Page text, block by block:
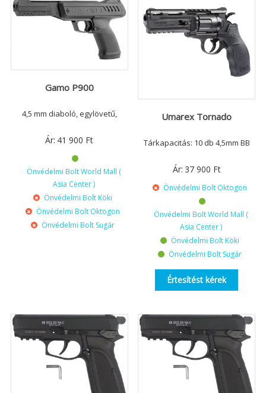
Gamo P900
4,5 mm diaboló, egylövetű,
Ár: 41 900 Ft
Önvédelmi Bolt World Mall (
Asia Center )
Önvédelmi Bolt Köki
Önvédelmi Bolt Oktogon
Önvédelmi Bolt Sugár
Umarex Tornado
Tárkapacitás: 10 db 4,5mm BB
Ár: 37 900 Ft
Önvédelmi Bolt Oktogon
Önvédelmi Bolt World Mall (
Asia Center )
Önvédelmi Bolt Köki
Önvédelmi Bolt Sugár
Értesítést kérek